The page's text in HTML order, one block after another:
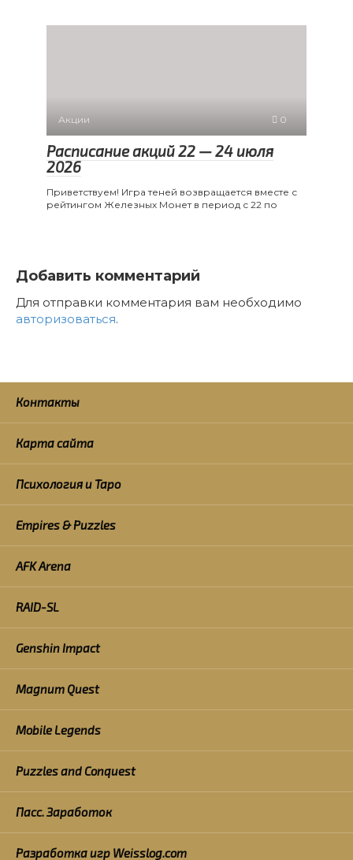
Акции 0
Расписание акций 22 — 24 июля
2026
Приветствуем! Игра теней возвращается вместе с
рейтингом Железных Монет в период с 22 по
Добавить комментарий
Для отправки комментария вам необходимо
авторизоваться.
Контакты
Карта сайта
Психология и Таро
Empires & Puzzles
AFK Arena
RAID-SL
Genshin Impact
Magnum Quest
Mobile Legends
Puzzles and Conquest
Пасс. Заработок
Разработка игр Weisslog.com